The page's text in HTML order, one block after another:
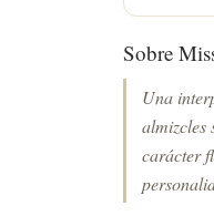
Sobre
Una
almizcles
carácter